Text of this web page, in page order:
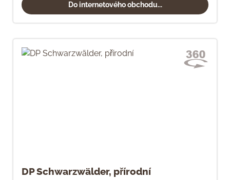
Do internetového obchodu...
DP Schwarzwälder, přírodní